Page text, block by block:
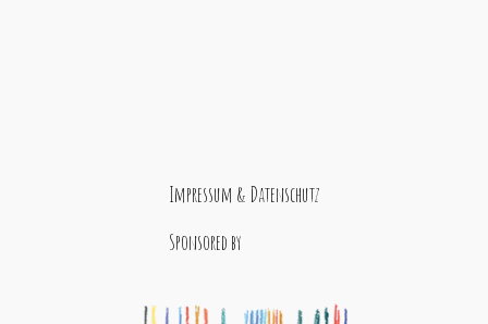
Impressum & Datenschutz
Sponsored by